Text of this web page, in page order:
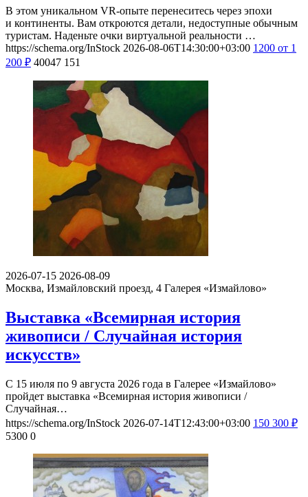
В этом уникальном VR-опыте перенеситесь через эпохи
и континенты. Вам откроются детали, недоступные обычным
туристам. Наденьте очки виртуальной реальности …
https://schema.org/InStock 2026-08-06T14:30:00+03:00 1200 от 1
200 ₽ 40047 151
2026-07-15 2026-08-09
Москва, Измайловский проезд, 4 Галерея «Измайлово»
Выставка «Всемирная история
живописи / Случайная история
искусств»
С 15 июля по 9 августа 2026 года в Галерее «Измайлово»
пройдет выставка «Всемирная история живописи /
Случайная…
https://schema.org/InStock 2026-07-14T12:43:00+03:00 150 300 ₽
5300 0